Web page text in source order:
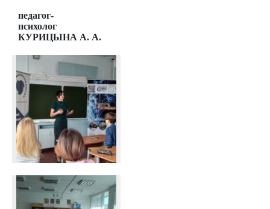
педагог-
психолог
КУРИЦЫНА А. А.